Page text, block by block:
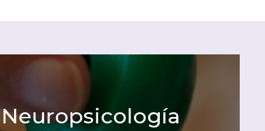
Neuropsicología